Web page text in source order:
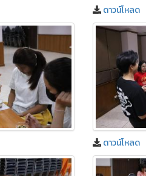
ดาวน์โหลด
ดาวน์โหลด